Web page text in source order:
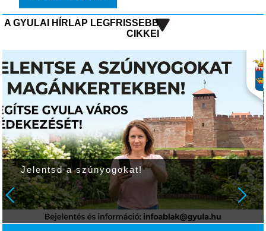
A GYULAI HÍRLAP LEGFRISSEBB
CIKKEI
Jelentsd a szúnyogokat!